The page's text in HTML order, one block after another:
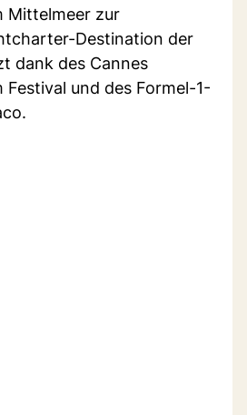
Mittelmeer zur
Destination der
dank des Cannes
und des Formel-1-